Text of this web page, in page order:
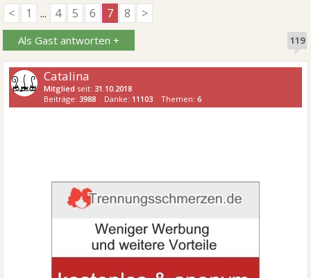
<
1 ... 4 5 6 7 8 >
Als Gast antworten + 119
Catalina
Mitglied seit:31.10.2018
Beiträge:3988 Danke: 11103 Themen:6